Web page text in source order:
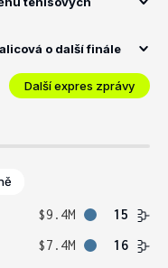
o další finále
Další expres zprávy
$9.4M
15
$7.4M 16